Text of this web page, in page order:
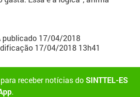
publicado 17/04/2018
17/04/2018 13h41
receber notícias doSINTTEL-ES
.